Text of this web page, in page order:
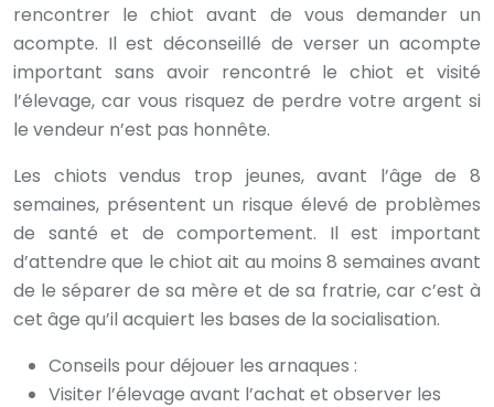
rencontrer le chiot avant de vous demander un
acompte. Il est déconseillé de verser un acompte
important sans avoir rencontré le chiot et visité
l’élevage, car vous risquez de perdre votre argent si
le vendeur n’est pas honnête.
Les chiots vendus trop jeunes, avant l’âge de 8
semaines, présentent un risque élevé de problèmes
de santé et de comportement. Il est important
d’attendre que le chiot ait au moins 8 semaines avant
de le séparer de sa mère et de sa fratrie, car c’est à
cet âge qu’il acquiert les bases de la socialisation.
Conseils pour déjouer les arnaques :
Visiter l’élevage avant l’achat et observer les